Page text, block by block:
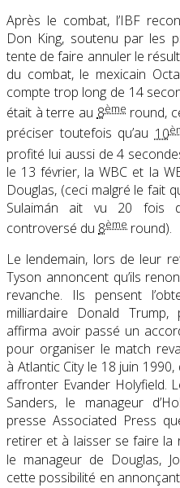
Après le combat, l’IBF
Don King, soutenu par les
tente de faire annuler le
du combat, le mexicain
compte trop long de 14
était à terre au8ème round,
préciser toutefois qu’au 10
profité lui aussi de 4
le 13 février, la WBC et la
Douglas, (ceci malgré le fait
Sulaimán ait vu 20 fois
controversé du 8ème round).
Le lendemain, lors de leur
Tyson annoncent qu’ils
revanche. Ils pensent
milliardaire Donald
affirma avoir passé un
pour organiser le match
à Atlantic City le 18 juin
affronter Evander Holyfield.
Sanders, le manageur
presse Associated Press
retirer et à laisser se faire la
le manageur de Douglas,
cette possibilité en